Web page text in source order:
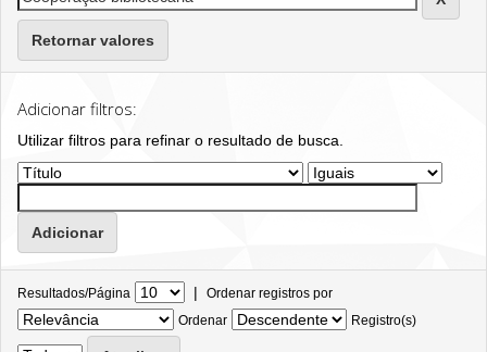
Retornar valores
Adicionar filtros:
Utilizar filtros para refinar o resultado de busca.
Resultados/Página | Ordenar registros por
Ordenar
Registro(s)